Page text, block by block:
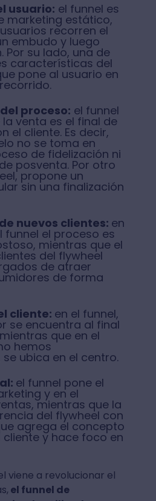
usuario: el funnel es
marketing estático,
recorren el
embudo y luego
Por su lado, una de
características del
pone al usuario en
proceso: el funnel
venta es el final de
el cliente. Es decir,
no se toma en
de fidelización ni
posventa. Por otro
propone un
sin una finalización
nuevos clientes: en
funnel el proceso es
mientras que el
del flywheel
de atraer
de forma
cliente: en el funnel,
se encuentra al final
que en el
hemos
ubica en el centro.
el funnel pone el
y en el
mientras que la
del flywheel con
agrega el concepto
cliente y hace foco en
viene a revolucionar el
el funnel de